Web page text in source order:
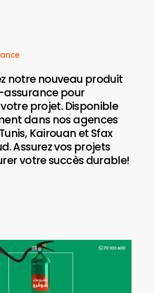
notre nouveau produit
pour
projet.Disponible
dans nos agences
Kairouan et Sfax
Assurez vos projets
votre succès durable!